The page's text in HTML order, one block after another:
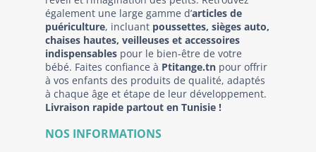
également une large gamme d’articles de
puériculture, incluant poussettes, sièges auto,
chaises hautes, veilleuses et accessoires
indispensables pour le bien-être de votre
bébé. Faites confiance à Ptitange.tn pour offrir
à vos enfants des produits de qualité, adaptés
à chaque âge et étape de leur développement.
Livraison rapide partout en Tunisie !
NOS INFORMATIONS